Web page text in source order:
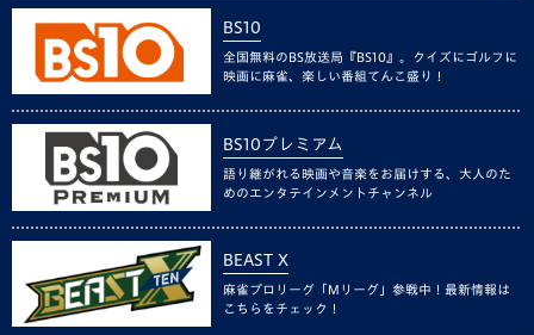
BS10
全国無料のBS放送局『BS10』。クイズにゴルフに
映画に麻雀、楽しい番組てんこ盛り！
BS10プレミアム
語り継がれる映画や音楽をお届けする、大人のた
めのエンタテインメントチャンネル
BEAST X
麻雀プロリーグ「Mリーグ」参戦中！最新情報は
こちらをチェック！